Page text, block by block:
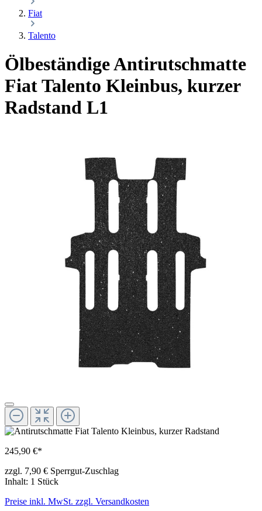
Fiat
Talento
Ölbeständige Antirutschmatte
Fiat Talento Kleinbus, kurzer
Radstand L1
245,90 €*
zzgl. 7,90 € Sperrgut-Zuschlag
Inhalt: 1 Stück
Preise inkl. MwSt. zzgl. Versandkosten